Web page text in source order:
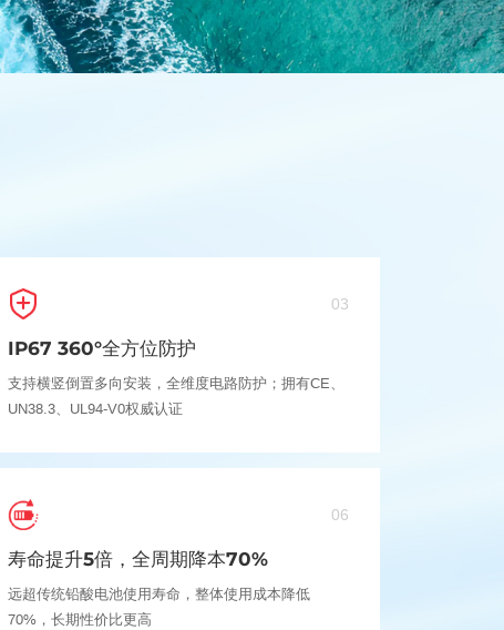
03
IP67 360°全方位防护
支持横竖倒置多向安装，全维度电路防护；拥有CE、
UN38.3、UL94-V0权威认证
06
寿命提升5倍，全周期降本70%
远超传统铅酸电池使用寿命，整体使用成本降低
70%，长期性价比更高